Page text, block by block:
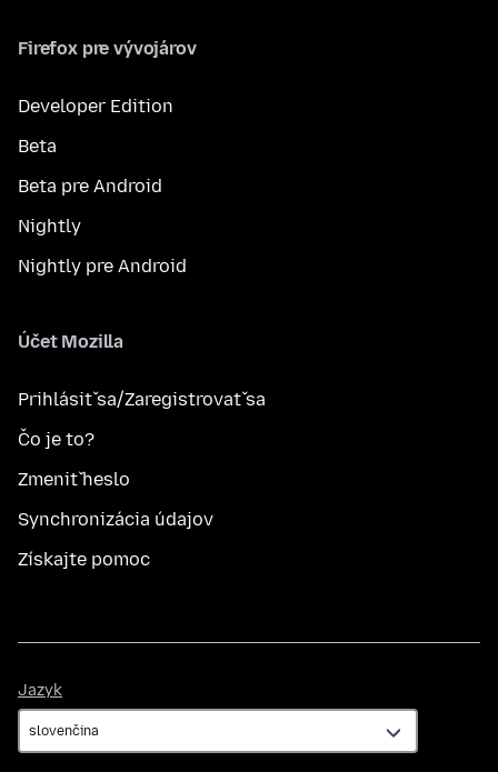
Firefox pre vývojárov
Developer Edition
Beta
Beta pre Android
Nightly
Nightly pre Android
Účet Mozilla
Prihlásiť sa/Zaregistrovať sa
Čo je to?
Zmeniť heslo
Synchronizácia údajov
Získajte pomoc
Jazyk